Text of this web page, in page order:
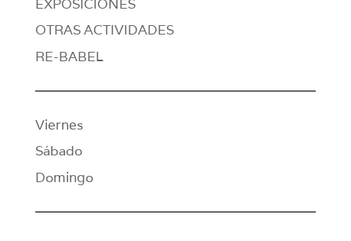
EXPOSICIONES
OTRAS ACTIVIDADES
RE-BABEL
Viernes
Sábado
Domingo